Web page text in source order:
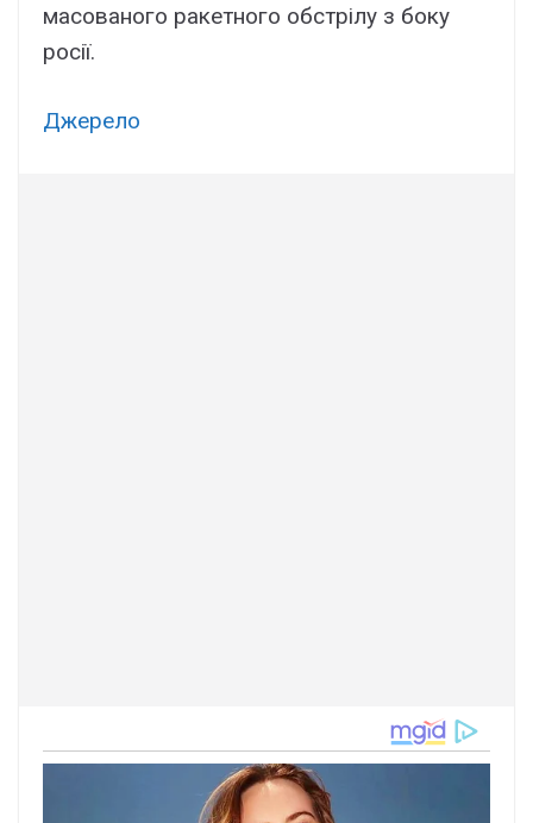
масованого ракетного обстрілу з боку
росії.
Джерело